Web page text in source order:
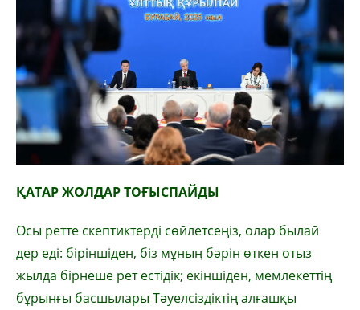
ҚАТАР ЖОЛДАР ТОҒЫСПАЙДЫ
Осы ретте скептиктерді сөйлетсеңіз, олар былай
дер еді: біріншіден, біз мұның бә­рін өткен отыз
жылда бірнеше рет естідік; екіншіден, мемлекеттің
бұрынғы басшылары Тәуелсіздіктің алғашқы